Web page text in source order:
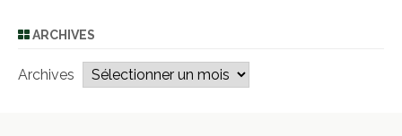
ARCHIVES
Archives